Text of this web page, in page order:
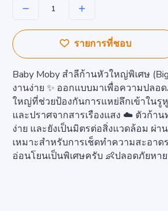
รายการที่ชอบ
Baby Moby สำลีก้านหัวใหญ่พิเศษ
งานง่าย ✨ ออกแบบมาเพื่อความปล
ใหญ่ที่ช่วยป้องกันการแหย่ลึกเข้าในรู
และปราศจากสารเรืองแสง ☁️ ตัวก้า
ง่าย และยังเป็นมิตรต่อสิ่งแวดล้อม ผ่
เหมาะสำหรับการเช็ดทำความสะอา
อ่อนโยนเป็นพิเศษครับ 👶ปลอดภัยหา